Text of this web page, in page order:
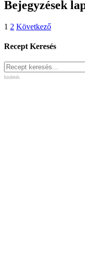
Bejegyzések
1 2 Következő
Recept Keresés
hirdetés